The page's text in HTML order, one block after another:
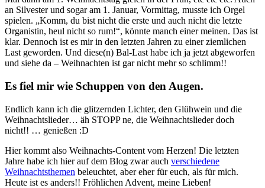
an Silvester und sogar am 1. Januar, Vormittag, musste ich Orgel
spielen. „Komm, du bist nicht die erste und auch nicht die letzte
Organistin, heul nicht so rum!“, könnte manch einer meinen. Das ist
klar. Dennoch ist es mir in den letzten Jahren zu einer ziemlichen
Last geworden. Und diese(n) Bal-Last habe ich ja jetzt abgeworfen
und siehe da – Weihnachten ist gar nicht mehr so schlimm!!
Es fiel mir wie Schuppen von den Augen.
Endlich kann ich die glitzernden Lichter, den Glühwein und die
Weihnachtslieder… äh STOPP ne, die Weihnachtslieder doch
nicht!! … genießen :D
Hier kommt also Weihnachts-Content vom Herzen! Die letzten
Jahre habe ich hier auf dem Blog zwar auch verschiedene
Weihnachtsthemen beleuchtet, aber eher für euch, als für mich.
Heute ist es anders!! Fröhlichen Advent, meine Lieben!